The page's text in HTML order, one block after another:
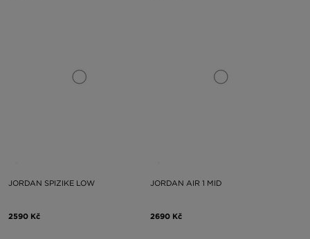
JORDAN SPIZIKE LOW
2590 Kč
JORDAN AIR 1 MID
2690 Kč